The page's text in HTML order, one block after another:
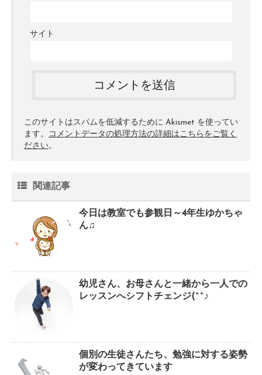
サイト
このサイトはスパムを低減するために Akismet を使ってい
ます。
コメントデータの処理方法の詳細はこちらをご覧く
ださい。
関連記事
今日は教室でも参観日～4年生ゆかちゃ
ん♫
幼児さん、お母さんと一緒から一人での
レッスンへシフトチェンジ(^^♪
個別の生徒さんたち、勉強に対する姿勢
が変わってきています